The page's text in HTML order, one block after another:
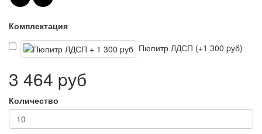
Комплектация
Пюпитр ЛДСП (+1 300 pуб)
3 464 pуб
Количество